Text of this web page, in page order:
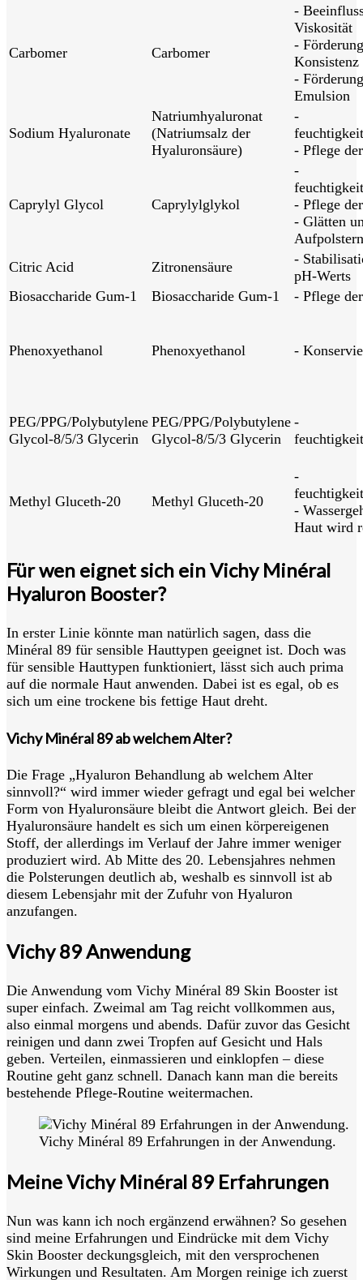
Carbomer Carbomer
-
Viskosität
-
Konsistenz
-
Emulsion
Sodium Hyaluronate
Natriumhyaluronat
(Natriumsalz der
Hyaluronsäure)
-
- Pflege
Caprylyl Glycol Caprylylglykol
-
- Pflege
- Glätten
Citric Acid
Zitronensäure
-
pH-Werts
Biosaccharide Gum-1
Biosaccharide Gum-1 - Pflege
Phenoxyethanol Phenoxyethanol -
PEG/PPG/Polybutylene
Glycol-8/5/3 Glycerin
PEG/PPG/Polybutylene
Glycol-8/5/3 Glycerin
-
Methyl Gluceth-20 Methyl Gluceth-20
-
-
Haut wird
Für wen eignet sich ein Vichy Minéral
Hyaluron Booster?
In erster Linie könnte man natürlich sagen, dass die
Minéral 89 für sensible Hauttypen geeignet ist. Doch was
für sensible Hauttypen funktioniert, lässt sich auch prima
auf die normale Haut anwenden. Dabei ist es egal, ob es
sich um eine trockene bis fettige Haut dreht.
Vichy Minéral 89 ab welchem Alter?
Die Frage „Hyaluron Behandlung ab welchem Alter
sinnvoll?“ wird immer wieder gefragt und egal bei welcher
Form von Hyaluronsäure bleibt die Antwort gleich. Bei der
Hyaluronsäure handelt es sich um einen körpereigenen
Stoff, der allerdings im Verlauf der Jahre immer weniger
produziert wird. Ab Mitte des 20. Lebensjahres nehmen
die Polsterungen deutlich ab, weshalb es sinnvoll ist ab
diesem Lebensjahr mit der Zufuhr von Hyaluron
anzufangen.
Vichy 89 Anwendung
Die Anwendung vom Vichy Minéral 89 Skin Booster ist
super einfach. Zweimal am Tag reicht vollkommen aus,
also einmal morgens und abends. Dafür zuvor das Gesicht
reinigen und dann zwei Tropfen auf Gesicht und Hals
geben. Verteilen, einmassieren und einklopfen – diese
Routine geht ganz schnell. Danach kann man die bereits
bestehende Pflege-Routine weitermachen.
Vichy Minéral 89 Erfahrungen in der Anwendung.
Meine Vichy Minéral 89 Erfahrungen
Nun was kann ich noch ergänzend erwähnen? So gesehen
sind meine Erfahrungen und Eindrücke mit dem Vichy
Skin Booster deckungsgleich, mit den versprochenen
Wirkungen und Resultaten. Am Morgen reinige ich zuerst